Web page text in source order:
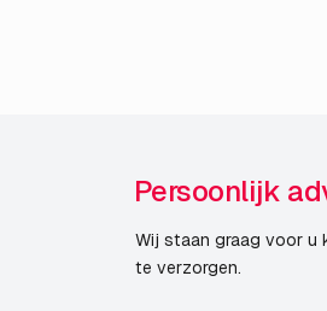
Persoonlijk
Wij staan graag voor u
te verzorgen.